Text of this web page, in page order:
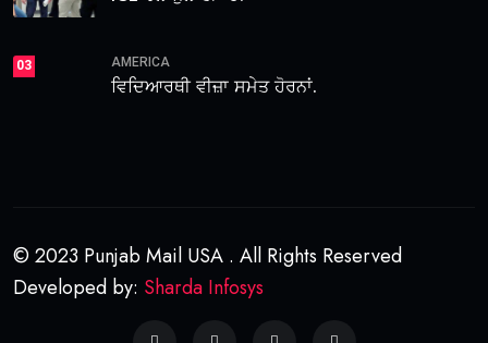
03 AMERICA
ਵਿਦਿਆਰਥੀ ਵੀਜ਼ਾ ਸਮੇਤ ਹੋਰਨਾਂ.
© 2023 Punjab Mail USA . All Rights Reserved
Developed by: Sharda Infosys